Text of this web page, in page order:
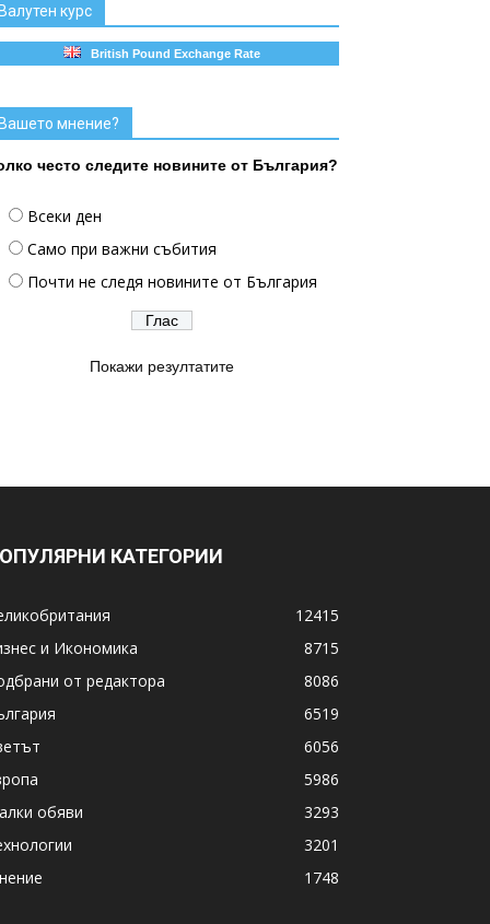
курс
British Pound Exchange Rate
мнение?
често следите новините от България?
Всеки ден
Само при важни събития
Почти не следя новините от България
Покажи резултатите
КАТЕГОРИИ
12415
и Икономика
8715
от редактора
8086
6519
6056
5986
обяви
3293
3201
1748